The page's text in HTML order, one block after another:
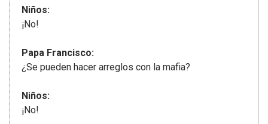
Niños:
¡No!
Papa Francisco:
¿Se pueden hacer arreglos con la mafia?
Niños:
¡No!